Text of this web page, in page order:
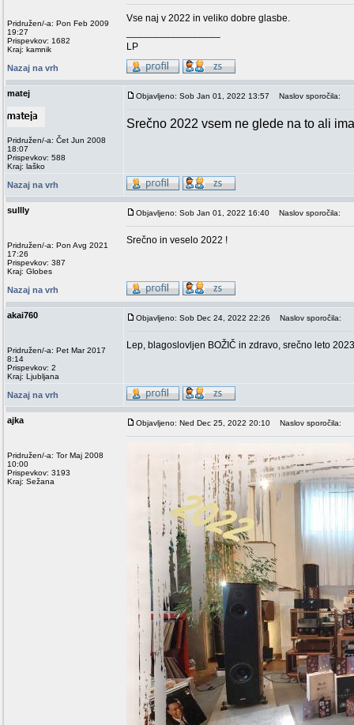
Pridružen/-a: Pon Feb 2009
19:27
Prispevkov: 1682
Kraj: kamnik
Vse naj v 2022 in veliko dobre glasbe.
LP
Nazaj na vrh
matej
Pridružen/-a: Čet Jun 2008
18:07
Prispevkov: 588
Kraj: laško
Objavljeno: Sob Jan 01, 2022 13:57 Naslov sporočila:
Srečno 2022 vsem ne glede na to ali
Nazaj na vrh
sullly
Pridružen/-a: Pon Avg 2021
17:26
Prispevkov: 387
Kraj: Globes
Objavljeno: Sob Jan 01, 2022 16:40 Naslov sporočila:
Srečno in veselo 2022 !
Nazaj na vrh
akai760
Pridružen/-a: Pet Mar 2017
8:14
Prispevkov: 2
Kraj: Ljubljana
Objavljeno: Sob Dec 24, 2022 22:26 Naslov sporočila:
Lep, blagoslovljen BOŽIČ in zdravo, srečno leto
Nazaj na vrh
ajka
Pridružen/-a: Tor Maj 2008
10:00
Prispevkov: 3193
Kraj: Sežana
Objavljeno: Ned Dec 25, 2022 20:10 Naslov sporočila: